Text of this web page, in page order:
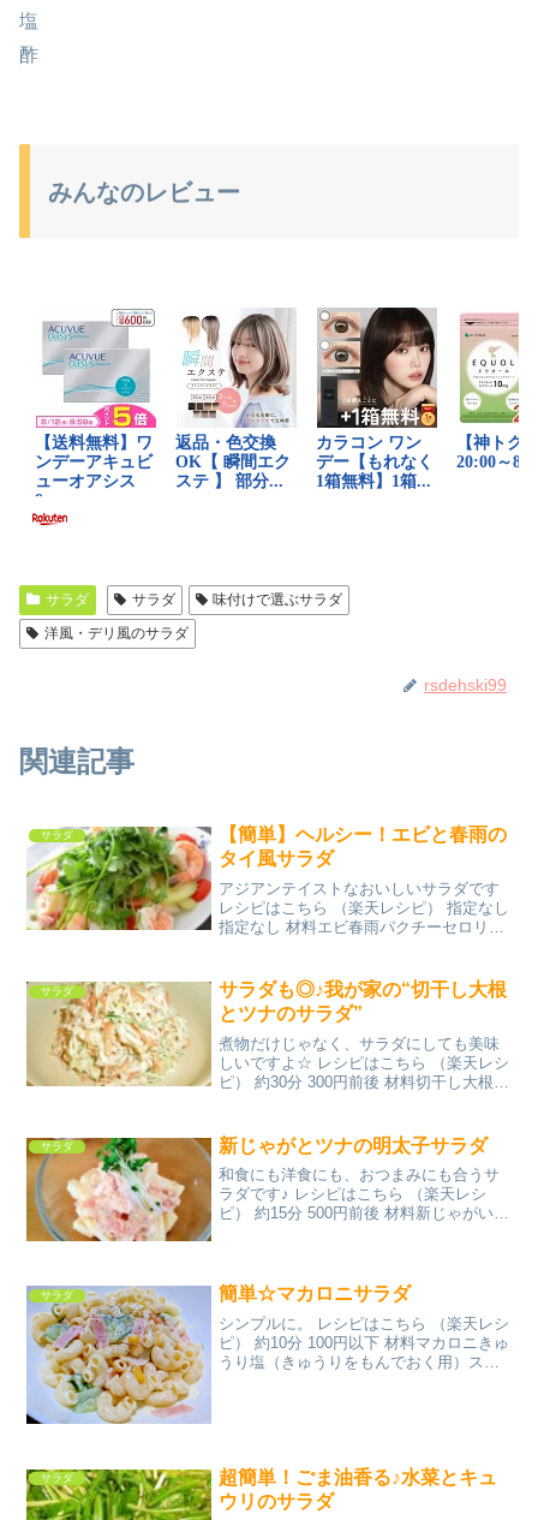
塩
酢
みんなのレビュー
サラダ サラダ
味付けで選ぶサラダ
洋風・デリ風のサラダ
rsdehski99
関連記事
サラダ
【簡単】ヘルシー！エビと春雨の
タイ風サラダ
アジアンテイストなおいしいサラダです
レシピはこちら （楽天レシピ） 指定なし
指定なし 材料エビ春雨パクチーセロリミ
サラダ
サラダも◎♪我が家の“切干し大根
とツナのサラダ”
煮物だけじゃなく、サラダにしても美味
しいですよ☆ レシピはこちら （楽天レシ
ピ） 約30分 300円前後 材料切干し大根ツ
ズみんなのレビュー
サラダ 新じゃがとツナの明太子サラダ
和食にも洋食にも、おつまみにも合うサ
ラダです♪ レシピはこちら （楽天レシ
ピ） 約15分 500円前後 材料新じゃがいも
うみんなの...
サラダ 簡単☆マカロニサラダ
シンプルに。 レシピはこちら （楽天レシ
ピ） 約10分 100円以下 材料マカロニきゅ
うり塩（きゅうりをもんでおく用）スラ
サラダ
超簡単！ごま油香る♪水菜とキュ
ウリのサラダ